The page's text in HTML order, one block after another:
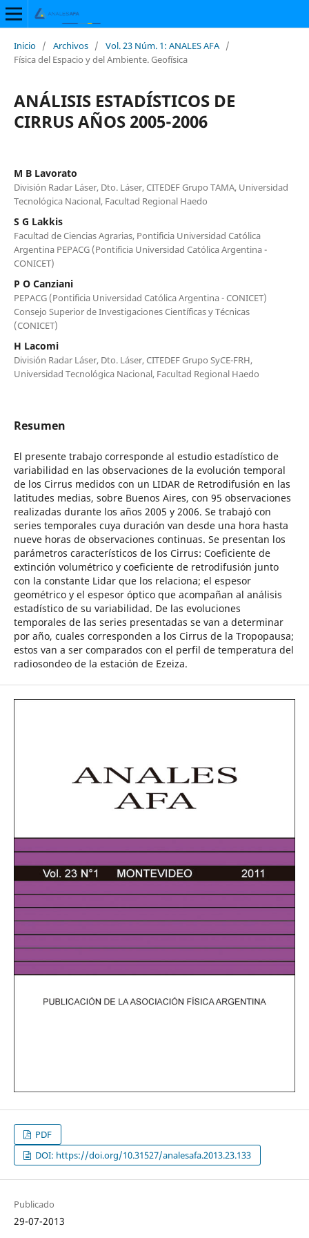
Inicio / Archivos / Vol. 23 Núm. 1: ANALES AFA /
Física del Espacio y del Ambiente. Geofísica
ANÁLISIS ESTADÍSTICOS DE
CIRRUS AÑOS 2005-2006
M B Lavorato
División Radar Láser, Dto. Láser, CITEDEF Grupo TAMA, Universidad
Tecnológica Nacional, Facultad Regional Haedo
S G Lakkis
Facultad de Ciencias Agrarias, Pontificia Universidad Católica
Argentina PEPACG (Pontificia Universidad Católica Argentina -
CONICET)
P O Canziani
PEPACG (Pontificia Universidad Católica Argentina - CONICET)
Consejo Superior de Investigaciones Científicas y Técnicas
(CONICET)
H Lacomi
División Radar Láser, Dto. Láser, CITEDEF Grupo SyCE-FRH,
Universidad Tecnológica Nacional, Facultad Regional Haedo
Resumen
El presente trabajo corresponde al estudio estadístico de
variabilidad en las observaciones de la evolución temporal
de los Cirrus medidos con un LIDAR de Retrodifusión en las
latitudes medias, sobre Buenos Aires, con 95 observaciones
realizadas durante los años 2005 y 2006. Se trabajó con
series temporales cuya duración van desde una hora hasta
nueve horas de observaciones continuas. Se presentan los
parámetros característicos de los Cirrus: Coeficiente de
extinción volumétrico y coeficiente de retrodifusión junto
con la constante Lidar que los relaciona; el espesor
geométrico y el espesor óptico que acompañan al análisis
estadístico de su variabilidad. De las evoluciones
temporales de las series presentadas se van a determinar
por año, cuales corresponden a los Cirrus de la Tropopausa;
estos van a ser comparados con el perfil de temperatura del
radiosondeo de la estación de Ezeiza.
PDF
DOI: https://doi.org/10.31527/analesafa.2013.23.133
Publicado
29-07-2013